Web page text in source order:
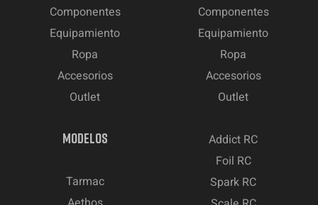
Componentes
Equipamiento
Ropa
Accesorios
Outlet
Componentes
Equipamiento
Ropa
Accesorios
Outlet
MODELOS
Tarmac
Addict RC
Foil RC
Spark RC